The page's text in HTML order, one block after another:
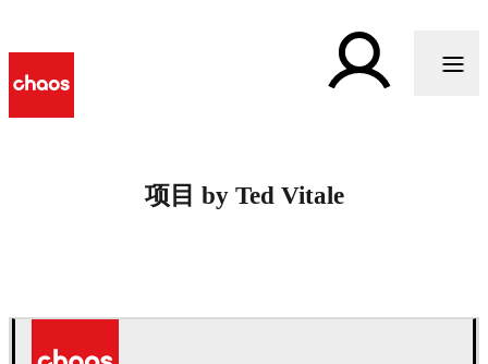
项目 by Ted Vitale